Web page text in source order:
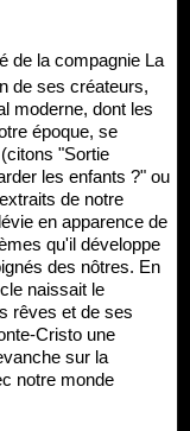
de la compagnie La
de ses créateurs,
moderne, dont les
époque, se
"Sortie
les enfants ?" ou
de notre
en apparence de
qu'il développe
des nôtres. En
naissait le
rêves et de ses
Cristo une
sur la
notre monde